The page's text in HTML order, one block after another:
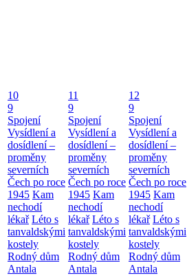
10
9
Spojení
Vysídlení a
dosídlení –
proměny
severních
Čech po roce
1945 Kam
nechodí
lékař Léto s
tanvaldskými
kostely
Rodný dům
Antala
11
9
Spojení
Vysídlení a
dosídlení –
proměny
severních
Čech po roce
1945 Kam
nechodí
lékař Léto s
tanvaldskými
kostely
Rodný dům
Antala
12
9
Spojení
Vysídlení a
dosídlení –
proměny
severních
Čech po roce
1945 Kam
nechodí
lékař Léto s
tanvaldskými
kostely
Rodný dům
Antala